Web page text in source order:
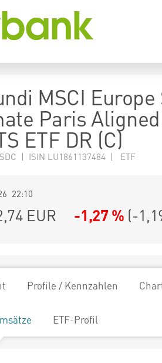
MSCI Europe
Paris
ETF DR (C)
| ISIN LU1861137484 | ETF
22:10
EUR -1,27 % (-
Profile / Kennzahlen
ETF-Profil